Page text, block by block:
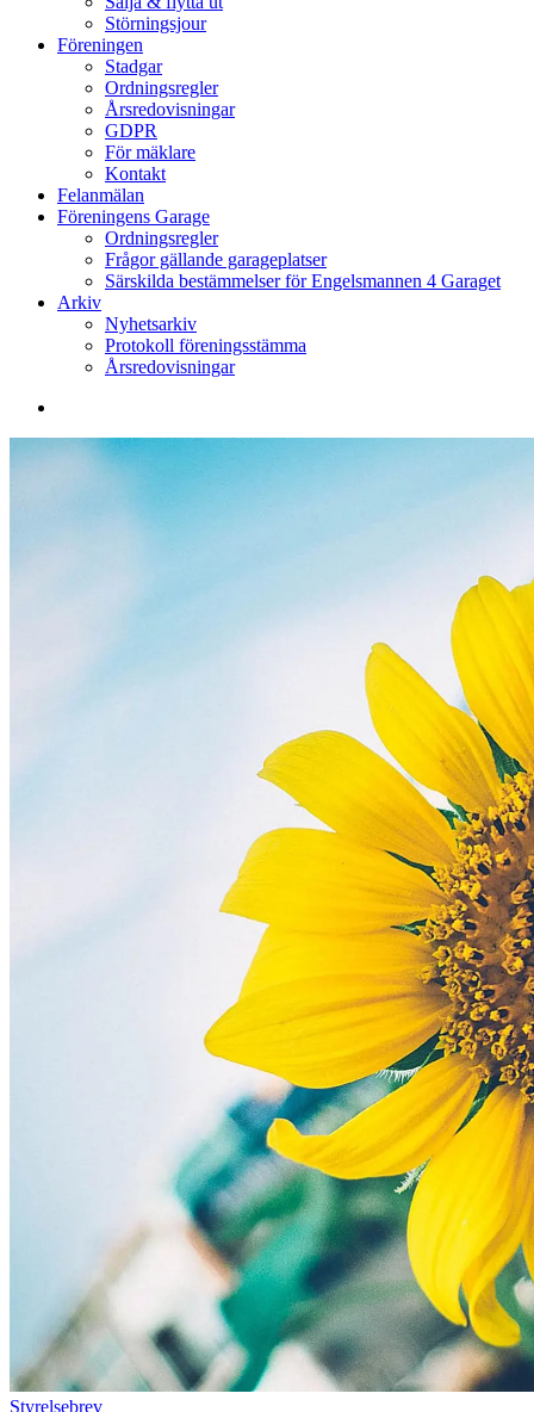
Störningsjour
Föreningen
Stadgar
Ordningsregler
Årsredovisningar
GDPR
För mäklare
Kontakt
Felanmälan
Föreningens Garage
Ordningsregler
Frågor gällande garageplatser
Särskilda bestämmelser för Engelsmannen 4 Garaget
Arkiv
Nyhetsarkiv
Protokoll föreningsstämma
Årsredovisningar
Styrelsebrev
Styrelsebrev